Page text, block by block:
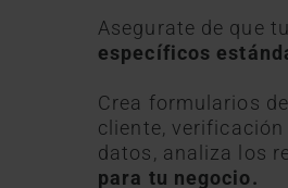
Asegurate de que
específicos
Crea formularios
cliente, verificación
datos, analiza los
para tu negocio.